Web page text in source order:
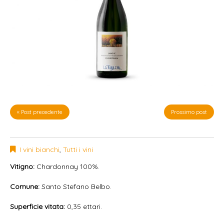
« Post precedente Prossimo post
I vini bianchi, Tutti i vini
Vitigno: Chardonnay 100%.
Comune: Santo Stefano Belbo.
Superficie vitata: 0,35 ettari.